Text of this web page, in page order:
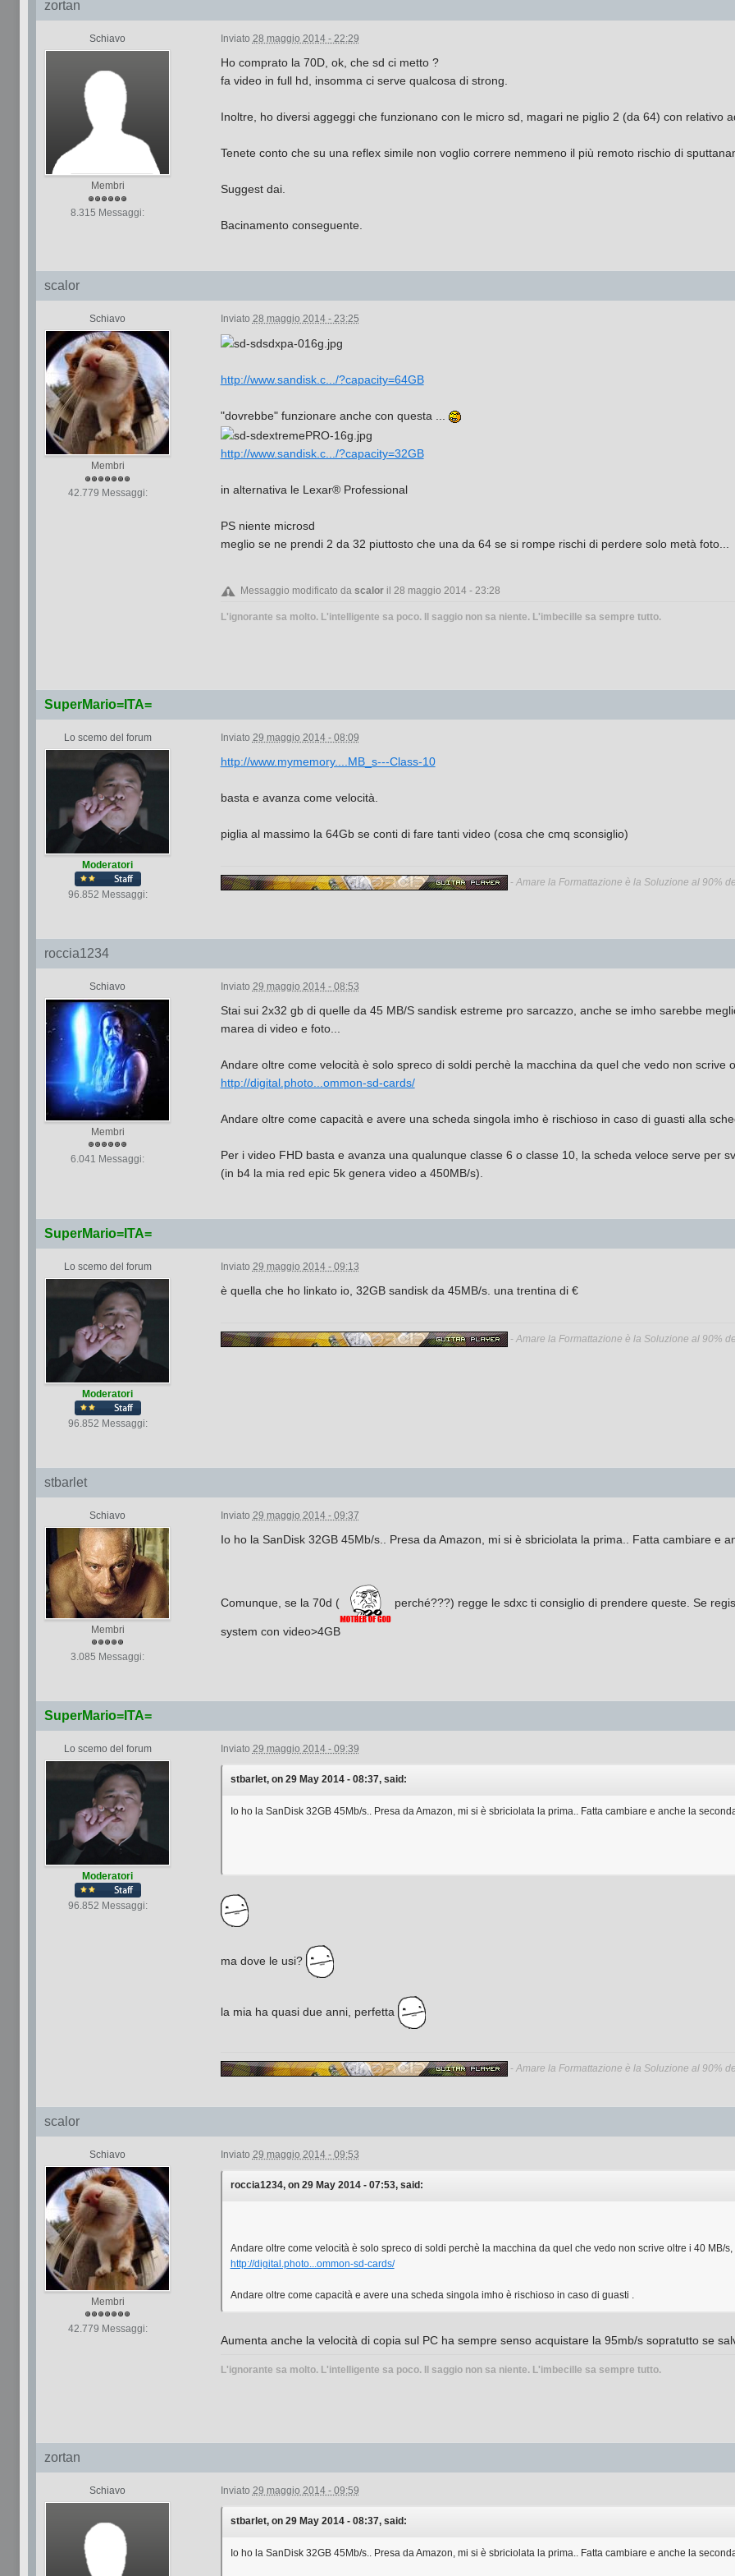
zortan
Schiavo
Membri
8.315 Messaggi:
Inviato 28 maggio 2014 - 22:29
Ho comprato la 70D, ok, che sd ci metto ?
fa video in full hd, insomma ci serve qualcosa di strong.
Inoltre, ho diversi aggeggi che funzionano con le micro sd, magari ne piglio 2 (da 64) con relativo
Tenete conto che su una reflex simile non voglio correre nemmeno il più remoto rischio di
Suggest dai.
Bacinamento conseguente.
scalor
Schiavo
Membri
42.779 Messaggi:
Inviato 28 maggio 2014 - 23:25
http://www.sandisk.c.../?capacity=64GB
"dovrebbe" funzionare anche con questa ...
http://www.sandisk.c.../?capacity=32GB
in alternativa le Lexar® Professional
PS niente microsd
meglio se ne prendi 2 da 32 piuttosto che una da 64 se si rompe rischi di perdere solo metà foto...
Messaggio modificato da scaloril 28 maggio 2014 - 23:28
L'ignorante sa molto. L'intelligente sa poco. Il saggio non sa niente. L'imbecille sa sempre tutto.
SuperMario=ITA=
Lo scemo del forum
Moderatori
96.852 Messaggi:
Inviato 29 maggio 2014 - 08:09
http://www.mymemory....MB_s---Class-10
basta e avanza come velocità.
piglia al massimo la 64Gb se conti di fare tanti video (cosa che cmq sconsiglio)
- Amare la Formattazione è la Soluzione al 90%
roccia1234
Schiavo
Membri
6.041 Messaggi:
Inviato 29 maggio 2014 - 08:53
Stai sui 2x32 gb di quelle da 45 MB/S sandisk estreme pro sarcazzo, anche se imho sarebbe
marea di video e foto...
Andare oltre come velocità è solo spreco di soldi perchè la macchina da quel che vedo non scrive
http://digital.photo...ommon-sd-cards/
Andare oltre come capacità e avere una scheda singola imho è rischioso in caso di guasti alla
Per i video FHD basta e avanza una qualunque classe 6 o classe 10, la scheda veloce serve per
(in b4 la mia red epic 5k genera video a 450MB/s).
SuperMario=ITA=
Lo scemo del forum
Moderatori
96.852 Messaggi:
Inviato 29 maggio 2014 - 09:13
è quella che ho linkato io, 32GB sandisk da 45MB/s. una trentina di €
- Amare la Formattazione è la Soluzione al 90%
stbarlet
Schiavo
Membri
3.085 Messaggi:
Inviato 29 maggio 2014 - 09:37
Io ho la SanDisk 32GB 45Mb/s.. Presa da Amazon, mi si è sbriciolata la prima.. Fatta cambiare e
Comunque, se la 70d ( perché???) regge le sdxc ti consiglio di prendere queste. Se
system con video>4GB
SuperMario=ITA=
Lo scemo del forum
Moderatori
96.852 Messaggi:
Inviato 29 maggio 2014 - 09:39
stbarlet, on 29 May 2014 - 08:37, said:
Io ho la SanDisk 32GB 45Mb/s.. Presa da Amazon, mi si è sbriciolata la prima.. Fatta cambiare e anche la
ma dove le usi?
la mia ha quasi due anni, perfetta
- Amare la Formattazione è la Soluzione al 90%
scalor
Schiavo
Membri
42.779 Messaggi:
Inviato 29 maggio 2014 - 09:53
roccia1234, on 29 May 2014 - 07:53, said:
Andare oltre come velocità è solo spreco di soldi perchè la macchina da quel che vedo non scrive oltre i 40 MB/
http://digital.photo...ommon-sd-cards/
Andare oltre come capacità e avere una scheda singola imho è rischioso in caso di guasti .
Aumenta anche la velocità di copia sul PC ha sempre senso acquistare la 95mb/s sopratutto se
L'ignorante sa molto. L'intelligente sa poco. Il saggio non sa niente. L'imbecille sa sempre tutto.
zortan
Schiavo Inviato 29 maggio 2014 - 09:59
stbarlet, on 29 May 2014 - 08:37, said:
Io ho la SanDisk 32GB 45Mb/s.. Presa da Amazon, mi si è sbriciolata la prima.. Fatta cambiare e anche la